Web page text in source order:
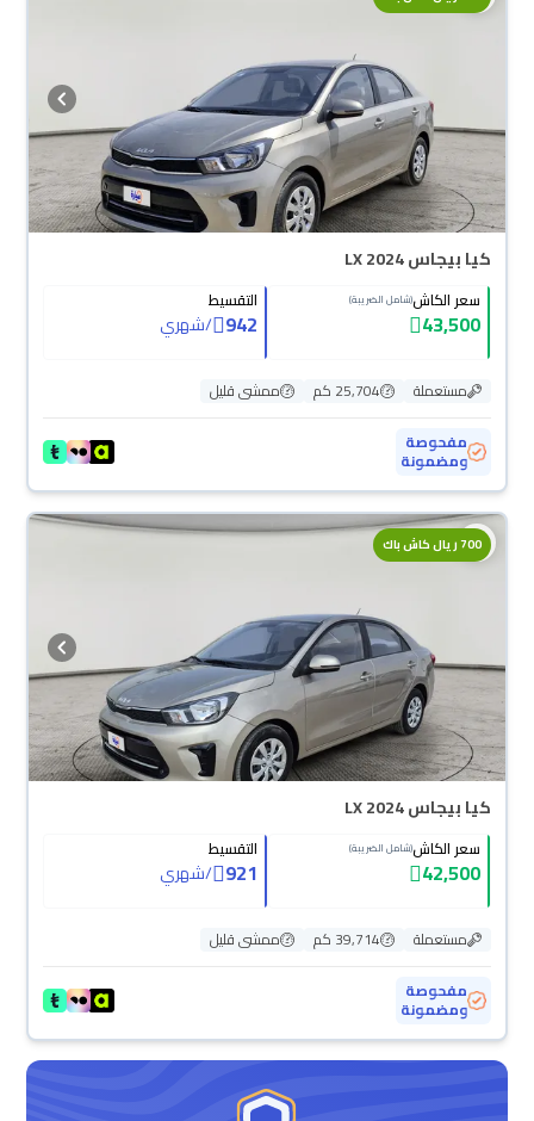
كيا بيجاس LX 2024
سعر الكاش(شامل الضريبة)
43,500
التقسيط
942
/شهري
مستعملة 25,704 كم
ممشى قليل
مفحوصة
ومضمونة
700 ريال كاش باك
كيا بيجاس LX 2024
سعر الكاش(شامل الضريبة)
42,500
التقسيط
921
/شهري
مستعملة 39,714 كم
ممشى قليل
مفحوصة
ومضمونة